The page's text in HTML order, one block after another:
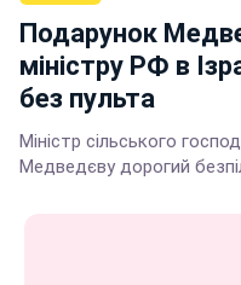
Подарунок
міністру РФ в
без пульта
Міністр сільського
Медведєву дорогий